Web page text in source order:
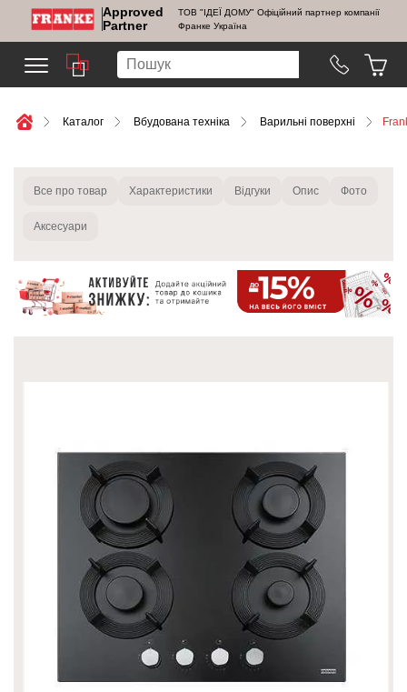
Approved
Partner
ТОВ "ІДЕЇ ДОМУ" Офіційний партнер компанії
Франке Україна
Каталог Вбудована техніка Варильні поверхні
Все про товар Характеристики Відгуки Опис Фото
Аксесуари